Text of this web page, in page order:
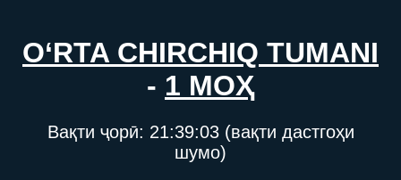
O‘RTA CHIRCHIQ TUMANI
- 1 МОҲ
Вақти ҷорӣ: 21:39:04(вақти дастгоҳи
шумо)